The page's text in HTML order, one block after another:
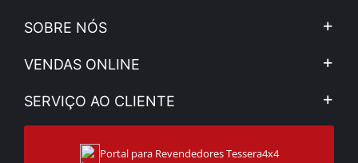
SOBRE NÓS
A Companhia
Notícias
Sitemap
VENDAS ONLINE
Minha Conta
Modos de Enviο
SERVIÇO AO CLIENTE
Contacto
Apoio ao clientePortal para Revendedores Tessera4x4